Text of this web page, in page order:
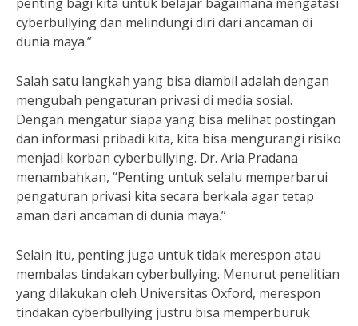
cyberbullying dan melindungi diri dari ancaman di
dunia maya.”
Salah satu langkah yang bisa diambil adalah dengan
mengubah pengaturan privasi di media sosial.
Dengan mengatur siapa yang bisa melihat postingan
dan informasi pribadi kita, kita bisa mengurangi risiko
menjadi korban cyberbullying. Dr. Aria Pradana
menambahkan, “Penting untuk selalu memperbarui
pengaturan privasi kita secara berkala agar tetap
aman dari ancaman di dunia maya.”
Selain itu, penting juga untuk tidak merespon atau
membalas tindakan cyberbullying. Menurut penelitian
yang dilakukan oleh Universitas Oxford, merespon
tindakan cyberbullying justru bisa memperburuk